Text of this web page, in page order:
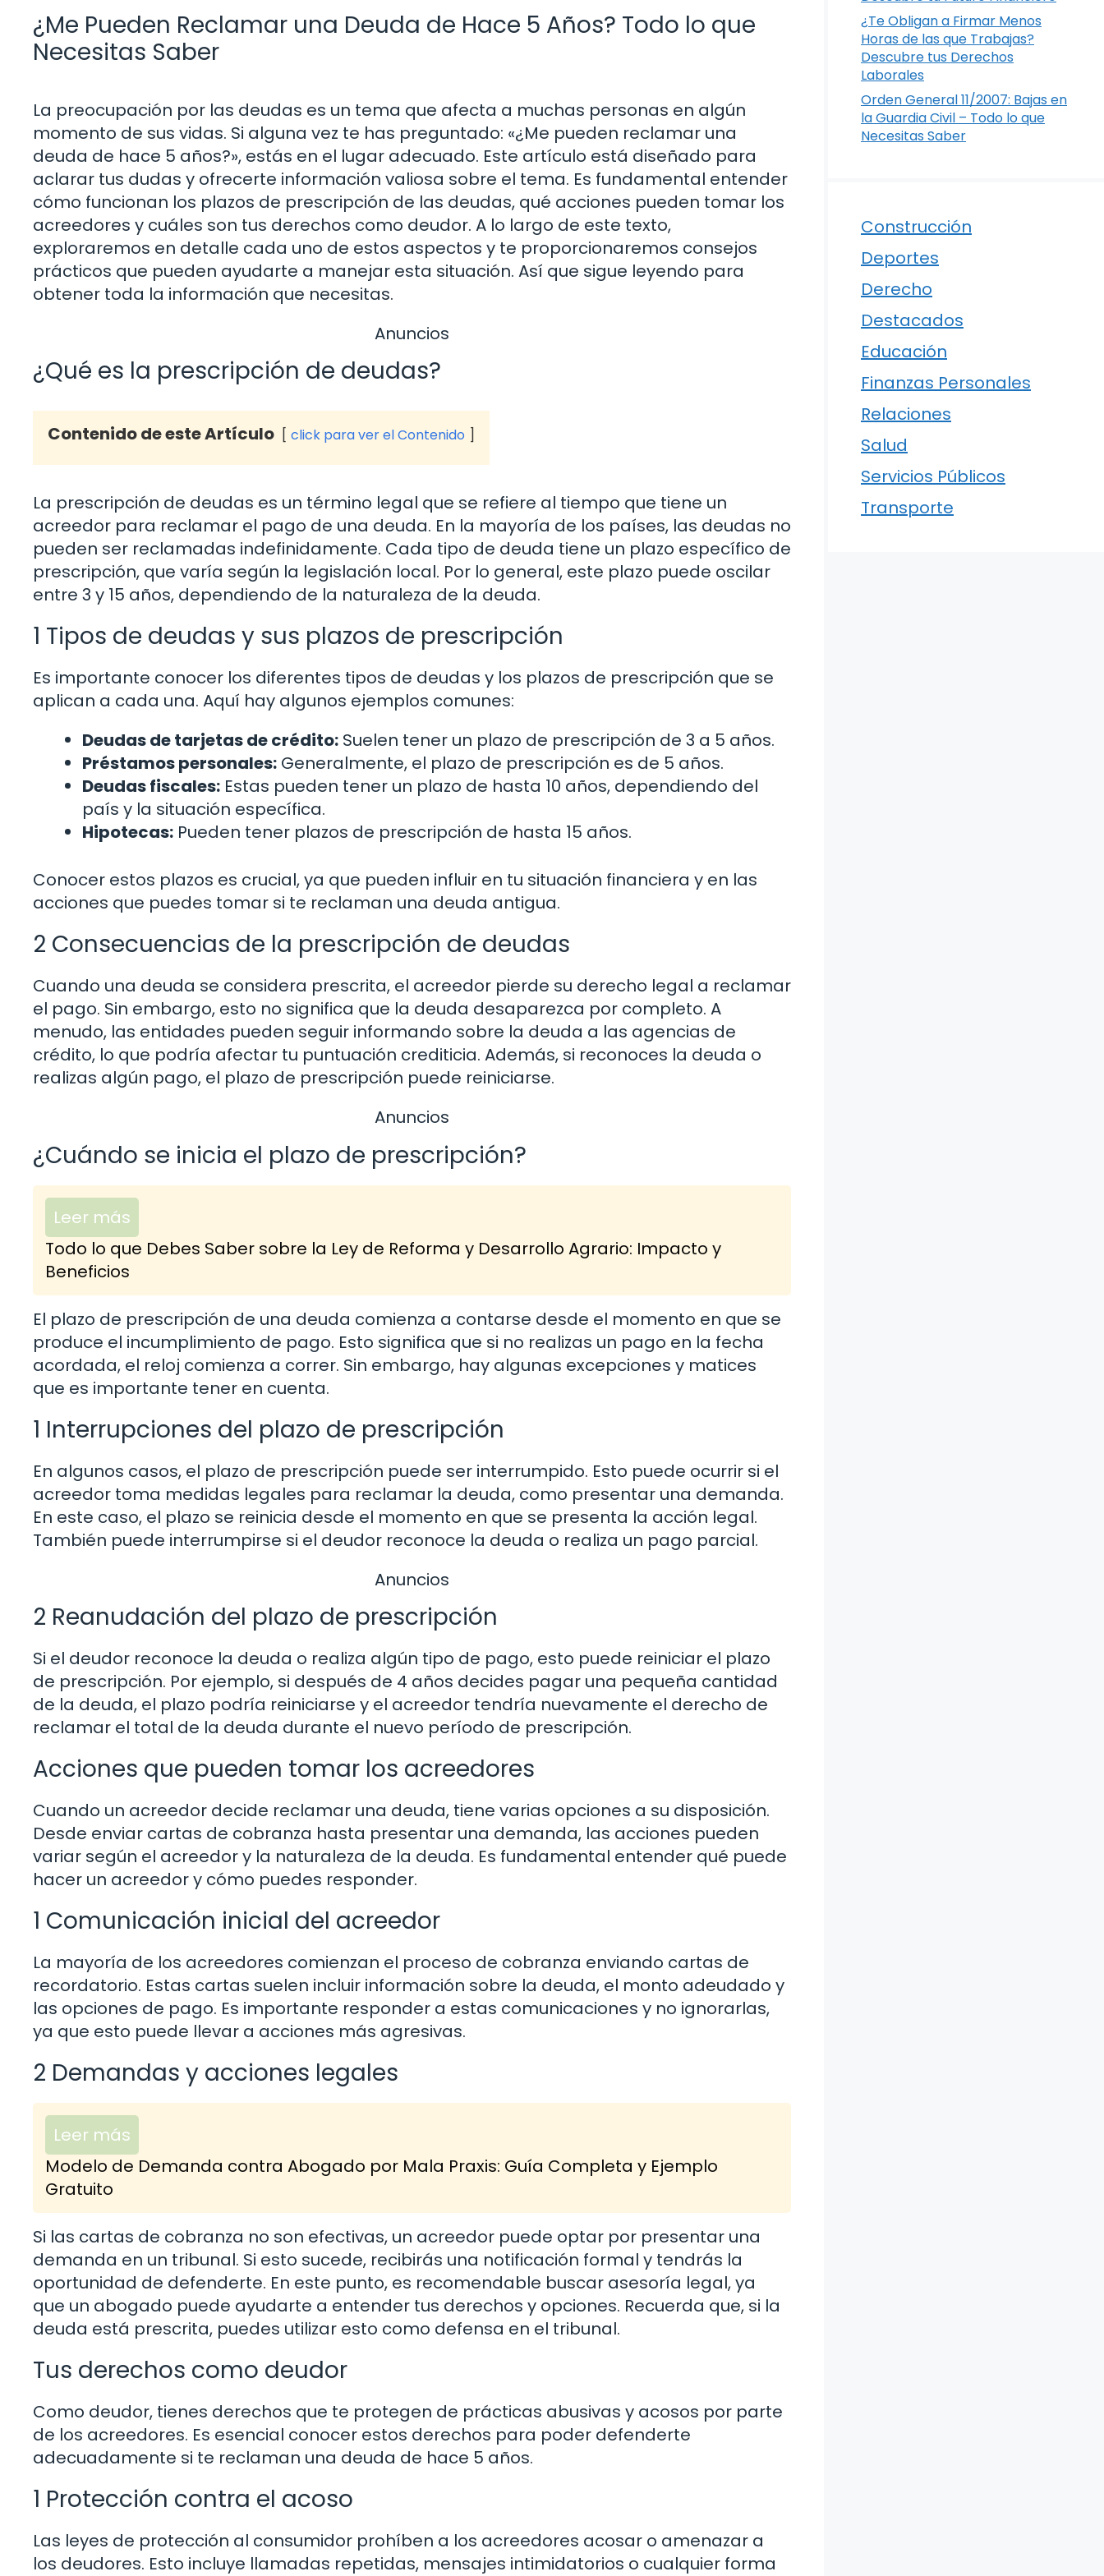
¿Me Pueden Reclamar una Deuda de Hace 5 Años? Todo lo que
Necesitas Saber
La preocupación por las deudas es un tema que afecta a muchas personas en algún
momento de sus vidas. Si alguna vez te has preguntado: «¿Me pueden reclamar una
deuda de hace 5 años?», estás en el lugar adecuado. Este artículo está diseñado para
aclarar tus dudas y ofrecerte información valiosa sobre el tema. Es fundamental entender
cómo funcionan los plazos de prescripción de las deudas, qué acciones pueden tomar los
acreedores y cuáles son tus derechos como deudor. A lo largo de este texto,
exploraremos en detalle cada uno de estos aspectos y te proporcionaremos consejos
prácticos que pueden ayudarte a manejar esta situación. Así que sigue leyendo para
obtener toda la información que necesitas.
Anuncios
¿Qué es la prescripción de deudas?
Contenido de este Artículo click para ver el Contenido
La prescripción de deudas es un término legal que se refiere al tiempo que tiene un
acreedor para reclamar el pago de una deuda. En la mayoría de los países, las deudas no
pueden ser reclamadas indefinidamente. Cada tipo de deuda tiene un plazo específico de
prescripción, que varía según la legislación local. Por lo general, este plazo puede oscilar
entre 3 y 15 años, dependiendo de la naturaleza de la deuda.
1 Tipos de deudas y sus plazos de prescripción
Es importante conocer los diferentes tipos de deudas y los plazos de prescripción que se
aplican a cada una. Aquí hay algunos ejemplos comunes:
Deudas de tarjetas de crédito: Suelen tener un plazo de prescripción de 3 a 5 años.
Préstamos personales: Generalmente, el plazo de prescripción es de 5 años.
Deudas fiscales: Estas pueden tener un plazo de hasta 10 años, dependiendo del
país y la situación específica.
Hipotecas: Pueden tener plazos de prescripción de hasta 15 años.
Conocer estos plazos es crucial, ya que pueden influir en tu situación financiera y en las
acciones que puedes tomar si te reclaman una deuda antigua.
2 Consecuencias de la prescripción de deudas
Cuando una deuda se considera prescrita, el acreedor pierde su derecho legal a reclamar
el pago. Sin embargo, esto no significa que la deuda desaparezca por completo. A
menudo, las entidades pueden seguir informando sobre la deuda a las agencias de
crédito, lo que podría afectar tu puntuación crediticia. Además, si reconoces la deuda o
realizas algún pago, el plazo de prescripción puede reiniciarse.
Anuncios
¿Cuándo se inicia el plazo de prescripción?
Leer más
Todo lo que Debes Saber sobre la Ley de Reforma y Desarrollo Agrario: Impacto y
Beneficios
El plazo de prescripción de una deuda comienza a contarse desde el momento en que se
produce el incumplimiento de pago. Esto significa que si no realizas un pago en la fecha
acordada, el reloj comienza a correr. Sin embargo, hay algunas excepciones y matices
que es importante tener en cuenta.
1 Interrupciones del plazo de prescripción
En algunos casos, el plazo de prescripción puede ser interrumpido. Esto puede ocurrir si el
acreedor toma medidas legales para reclamar la deuda, como presentar una demanda.
En este caso, el plazo se reinicia desde el momento en que se presenta la acción legal.
También puede interrumpirse si el deudor reconoce la deuda o realiza un pago parcial.
Anuncios
2 Reanudación del plazo de prescripción
Si el deudor reconoce la deuda o realiza algún tipo de pago, esto puede reiniciar el plazo
de prescripción. Por ejemplo, si después de 4 años decides pagar una pequeña cantidad
de la deuda, el plazo podría reiniciarse y el acreedor tendría nuevamente el derecho de
reclamar el total de la deuda durante el nuevo período de prescripción.
Acciones que pueden tomar los acreedores
Cuando un acreedor decide reclamar una deuda, tiene varias opciones a su disposición.
Desde enviar cartas de cobranza hasta presentar una demanda, las acciones pueden
variar según el acreedor y la naturaleza de la deuda. Es fundamental entender qué puede
hacer un acreedor y cómo puedes responder.
1 Comunicación inicial del acreedor
La mayoría de los acreedores comienzan el proceso de cobranza enviando cartas de
recordatorio. Estas cartas suelen incluir información sobre la deuda, el monto adeudado y
las opciones de pago. Es importante responder a estas comunicaciones y no ignorarlas,
ya que esto puede llevar a acciones más agresivas.
2 Demandas y acciones legales
Leer más
Modelo de Demanda contra Abogado por Mala Praxis: Guía Completa y Ejemplo
Gratuito
Si las cartas de cobranza no son efectivas, un acreedor puede optar por presentar una
demanda en un tribunal. Si esto sucede, recibirás una notificación formal y tendrás la
oportunidad de defenderte. En este punto, es recomendable buscar asesoría legal, ya
que un abogado puede ayudarte a entender tus derechos y opciones. Recuerda que, si la
deuda está prescrita, puedes utilizar esto como defensa en el tribunal.
Tus derechos como deudor
Como deudor, tienes derechos que te protegen de prácticas abusivas y acosos por parte
de los acreedores. Es esencial conocer estos derechos para poder defenderte
adecuadamente si te reclaman una deuda de hace 5 años.
1 Protección contra el acoso
Las leyes de protección al consumidor prohíben a los acreedores acosar o amenazar a
los deudores. Esto incluye llamadas repetidas, mensajes intimidatorios o cualquier forma
¿Te Obligan a Firmar Menos
Horas de las que Trabajas?
Descubre tus Derechos
Laborales
Orden General 11/2007: Bajas en
la Guardia Civil – Todo lo que
Necesitas Saber
Construcción
Deportes
Derecho
Destacados
Educación
Finanzas Personales
Relaciones
Salud
Servicios Públicos
Transporte